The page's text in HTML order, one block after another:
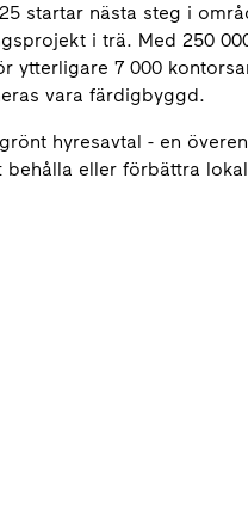
startar nästa steg i
i trä. Med 250
ytterligare 7 000
vara färdigbyggd.
hyresavtal - en
eller förbättra